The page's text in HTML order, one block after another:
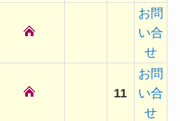
お問
い合
せ
11
お問
い合
せ